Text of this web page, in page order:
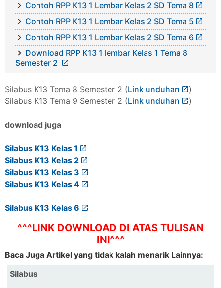
Contoh RPP K13 1 Lembar Kelas 2 SD Tema 8
Contoh RPP K13 1 Lembar Kelas 2 SD Tema 5
Contoh RPP K13 1 Lembar Kelas 2 SD Tema 6
Download RPP K13 1 lembar Kelas 1 Tema 8
Semester 2
Silabus K13 Tema 8 Semester 2 (Link unduhan
)
Silabus K13 Tema 9 Semester 2 (Link unduhan )
download juga
Silabus K13 Kelas 1
Silabus K13 Kelas 2
Silabus K13 Kelas 3
Silabus K13 Kelas 4
Silabus K13 Kelas 6
^^^LINK DOWNLOAD DI ATAS TULISAN
INI^^^
Baca Juga Artikel yang tidak kalah menarik Lainnya:
Silabus